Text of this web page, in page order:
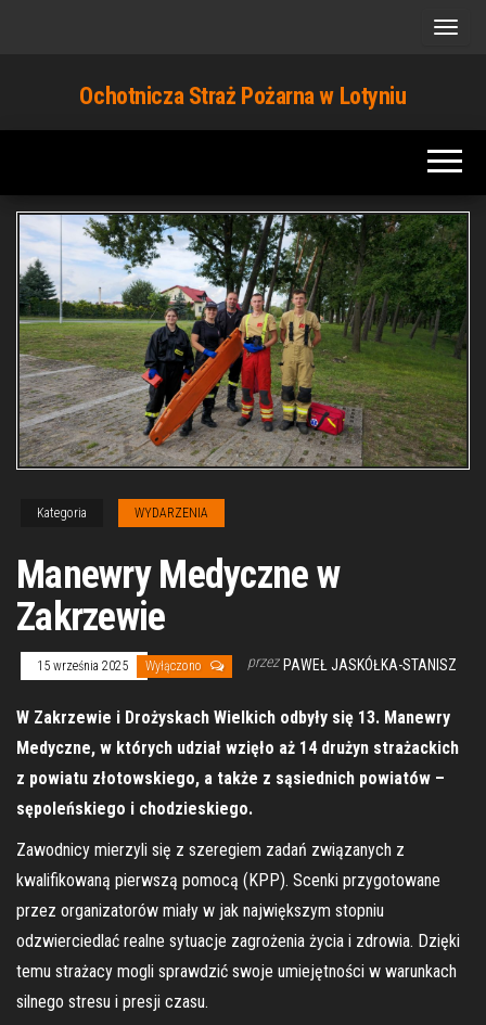
Ochotnicza Straż Pożarna w Lotyniu
Kategoria WYDARZENIA
Manewry Medyczne w
Zakrzewie
15 września 2025 Wyłączono przez PAWEŁ JASKÓŁKA-STANISZ
W Zakrzewie i Drożyskach Wielkich odbyły się 13. Manewry
Medyczne, w których udział wzięło aż 14 drużyn strażackich
z powiatu złotowskiego, a także z sąsiednich powiatów –
sępoleńskiego i chodzieskiego.
Zawodnicy mierzyli się z szeregiem zadań związanych z
kwalifikowaną pierwszą pomocą (KPP). Scenki przygotowane
przez organizatorów miały w jak największym stopniu
odzwierciedlać realne sytuacje zagrożenia życia i zdrowia. Dzięki
temu strażacy mogli sprawdzić swoje umiejętności w warunkach
silnego stresu i presji czasu.